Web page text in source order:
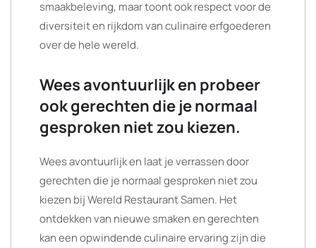
smaakbeleving, maar toont ook respect voor de
diversiteit en rijkdom van culinaire erfgoederen
over de hele wereld.
Wees avontuurlijk en probeer
ook gerechten die je normaal
gesproken niet zou kiezen.
Wees avontuurlijk en laat je verrassen door
gerechten die je normaal gesproken niet zou
kiezen bij Wereld Restaurant Samen. Het
ontdekken van nieuwe smaken en gerechten
kan een opwindende culinaire ervaring zijn die